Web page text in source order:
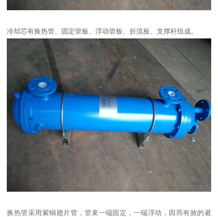
冷却芯有换热管、固定管板、浮动管板、折流板、支撑杆组成。
换热管采用紫铜翅片管，管束一端固定，一端浮动，因而有效的避